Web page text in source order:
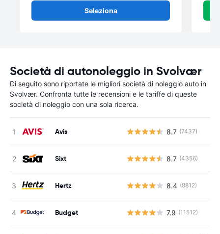
Seleziona
Società di autonoleggio in Svolvær
Di seguito sono riportate le migliori società di noleggio auto in
Svolvær. Confronta tutte le recensioni e le tariffe di queste
società di noleggio con una sola ricerca.
Avis 8.7 (7437)
Sixt 8.7 (4356)
Hertz 8.4 (8812)
Budget 7.9 (11512)